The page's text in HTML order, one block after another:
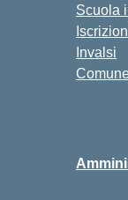
Scuola
Invalsi